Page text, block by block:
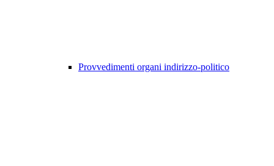
Provvedimenti organi indirizzo-politico